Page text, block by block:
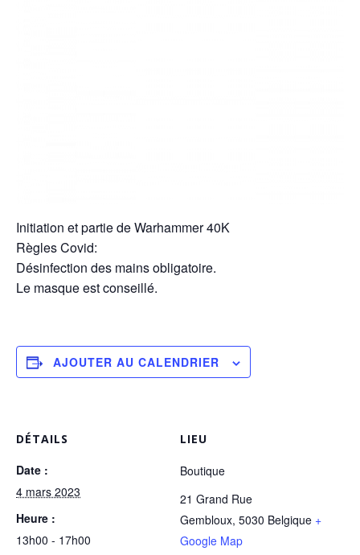
Initiation et partie de Warhammer 40K
Règles Covid:
Désinfection des mains obligatoire.
Le masque est conseillé.
AJOUTER AU CALENDRIER
DÉTAILS
Date :
4 mars 2023
Heure :
13h00 - 17h00
LIEU
Boutique
21 Grand Rue
Gembloux, 5030 Belgique +
Google Map